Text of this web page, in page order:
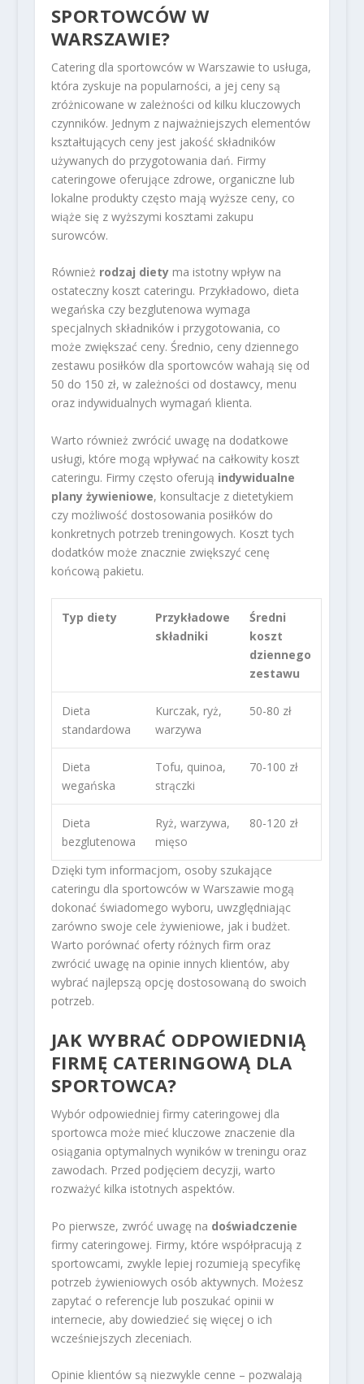
SPORTOWCÓW W
WARSZAWIE?
Catering dla sportowców w Warszawie to usługa,
która zyskuje na popularności, a jej ceny są
zróżnicowane w zależności od kilku kluczowych
czynników. Jednym z najważniejszych elementów
kształtujących ceny jest jakość składników
używanych do przygotowania dań. Firmy
cateringowe oferujące zdrowe, organiczne lub
lokalne produkty często mają wyższe ceny, co
wiąże się z wyższymi kosztami zakupu
surowców.
Również rodzaj dietyma istotny wpływ na
ostateczny koszt cateringu. Przykładowo, dieta
wegańska czy bezglutenowa wymaga
specjalnych składników i przygotowania, co
może zwiększać ceny. Średnio, ceny dziennego
zestawu posiłków dla sportowców wahają się od
50 do 150 zł, w zależności od dostawcy, menu
oraz indywidualnych wymagań klienta.
Warto również zwrócić uwagę na dodatkowe
usługi, które mogą wpływać na całkowity koszt
cateringu. Firmy często oferują indywidualne
plany żywieniowe, konsultacje z dietetykiem
czy możliwość dostosowania posiłków do
konkretnych potrzeb treningowych. Koszt tych
dodatków może znacznie zwiększyć cenę
końcową pakietu.
Typ diety
Przykładowe
składniki
Średni
koszt
dziennego
zestawu
Dieta
standardowa
Kurczak, ryż,
warzywa
50-80 zł
Dieta
wegańska
Tofu, quinoa,
strączki
70-100 zł
Dieta
bezglutenowa
Ryż, warzywa,
mięso
80-120 zł
Dzięki tym informacjom, osoby szukające
cateringu dla sportowców w Warszawie mogą
dokonać świadomego wyboru, uwzględniając
zarówno swoje cele żywieniowe, jak i budżet.
Warto porównać oferty różnych firm oraz
zwrócić uwagę na opinie innych klientów, aby
wybrać najlepszą opcję dostosowaną do swoich
potrzeb.
JAK WYBRAĆ ODPOWIEDNIĄ
FIRMĘ CATERINGOWĄ DLA
SPORTOWCA?
Wybór odpowiedniej firmy cateringowej dla
sportowca może mieć kluczowe znaczenie dla
osiągania optymalnych wyników w treningu oraz
zawodach. Przed podjęciem decyzji, warto
rozważyć kilka istotnych aspektów.
Po pierwsze, zwróć uwagę na doświadczenie
firmy cateringowej. Firmy, które współpracują z
sportowcami, zwykle lepiej rozumieją specyfikę
potrzeb żywieniowych osób aktywnych. Możesz
zapytać o referencje lub poszukać opinii w
internecie, aby dowiedzieć się więcej o ich
wcześniejszych zleceniach.
Opinie klientów są niezwykle cenne – pozwalają